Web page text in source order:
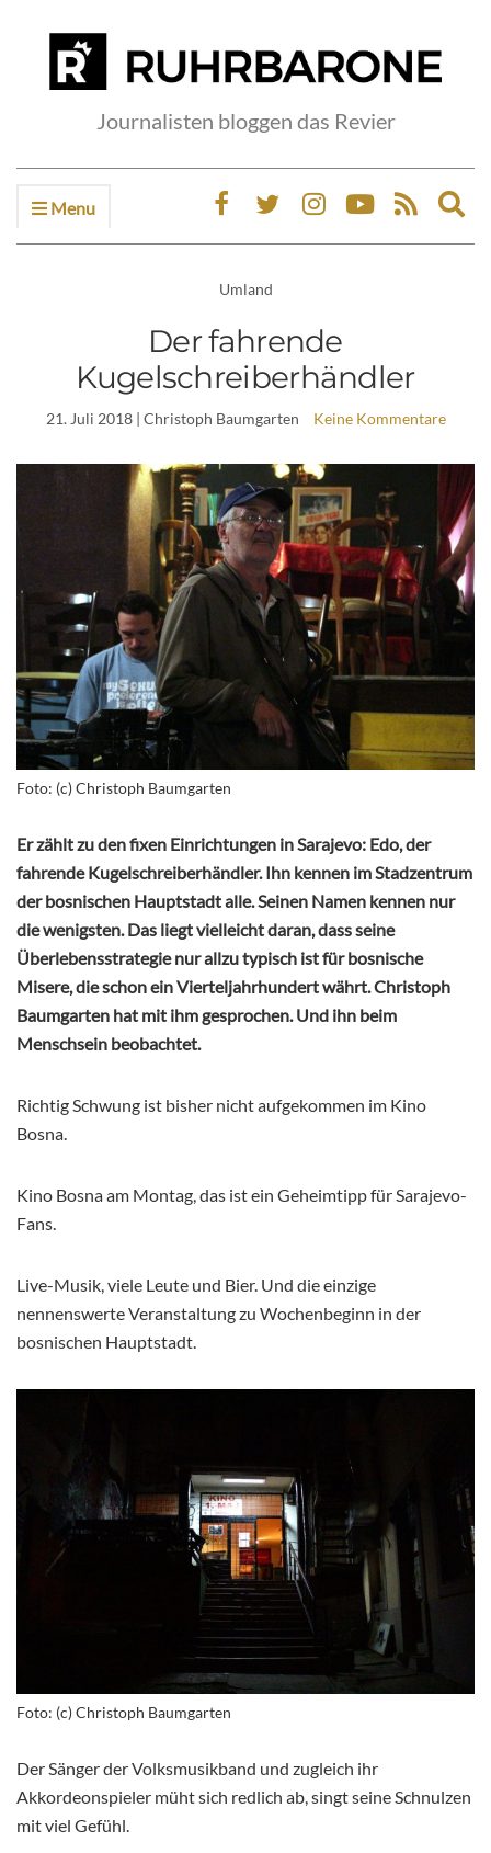
Journalisten bloggen das Revier
Menu
Umland
Der fahrende
Kugelschreiberhändler
21. Juli 2018| Christoph Baumgarten Keine Kommentare
Foto: (c) Christoph Baumgarten
Er zählt zu den fixen Einrichtungen in Sarajevo: Edo, der
fahrende Kugelschreiberhändler. Ihn kennen im Stadzentrum
der bosnischen Hauptstadt alle. Seinen Namen kennen nur
die wenigsten. Das liegt vielleicht daran, dass seine
Überlebensstrategie nur allzu typisch ist für bosnische
Misere, die schon ein Vierteljahrhundert währt. Christoph
Baumgarten hat mit ihm gesprochen. Und ihn beim
Menschsein beobachtet.
Richtig Schwung ist bisher nicht aufgekommen im Kino
Bosna.
Kino Bosna am Montag, das ist ein Geheimtipp für Sarajevo-
Fans.
Live-Musik, viele Leute und Bier. Und die einzige
nennenswerte Veranstaltung zu Wochenbeginn in der
bosnischen Hauptstadt.
Foto: (c) Christoph Baumgarten
Der Sänger der Volksmusikband und zugleich ihr
Akkordeonspieler müht sich redlich ab, singt seine Schnulzen
mit viel Gefühl.